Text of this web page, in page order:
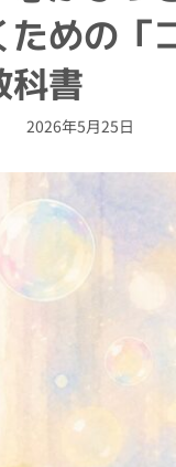
ための「
科書
最
更
日
2026年5月25日